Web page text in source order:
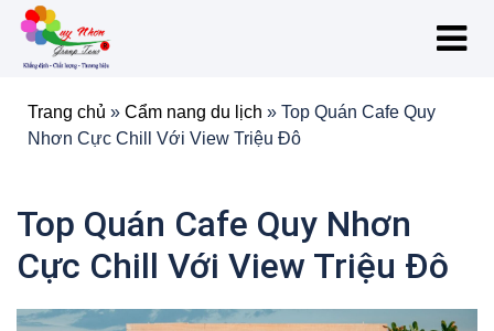
Trang chủ » Cẩm nang du lịch » Top Quán Cafe Quy
Nhơn Cực Chill Với View Triệu Đô
Top Quán Cafe Quy Nhơn
Cực Chill Với View Triệu Đô